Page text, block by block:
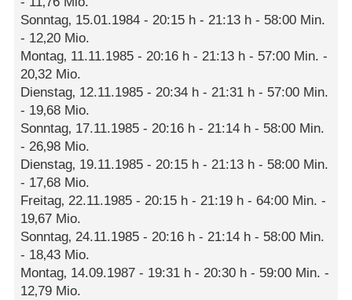
Sonntag‚ 15.01.1984 - 20:15 h - 21:13 h - 58:00 Min.
- 12‚20 Mio.
Montag‚ 11.11.1985 - 20:16 h - 21:13 h - 57:00 Min. -
20‚32 Mio.
Dienstag‚ 12.11.1985 - 20:34 h - 21:31 h - 57:00 Min.
- 19‚68 Mio.
Sonntag‚ 17.11.1985 - 20:16 h - 21:14 h - 58:00 Min.
- 26‚98 Mio.
Dienstag‚ 19.11.1985 - 20:15 h - 21:13 h - 58:00 Min.
- 17‚68 Mio.
Freitag‚ 22.11.1985 - 20:15 h - 21:19 h - 64:00 Min. -
19‚67 Mio.
Sonntag‚ 24.11.1985 - 20:16 h - 21:14 h - 58:00 Min.
- 18‚43 Mio.
Montag‚ 14.09.1987 - 19:31 h - 20:30 h - 59:00 Min. -
12‚79 Mio.